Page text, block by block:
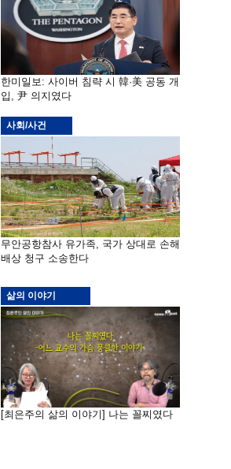
한미일보: 사이버 침략 시 韓·美 공동 개
입, 尹 의지였다
사회/사건
무안공항참사 유가족, 국가 상대로 손해
배상 청구 소송한다
삶의 이야기
[최은주의 삶의 이야기] 나는 꼴찌였다